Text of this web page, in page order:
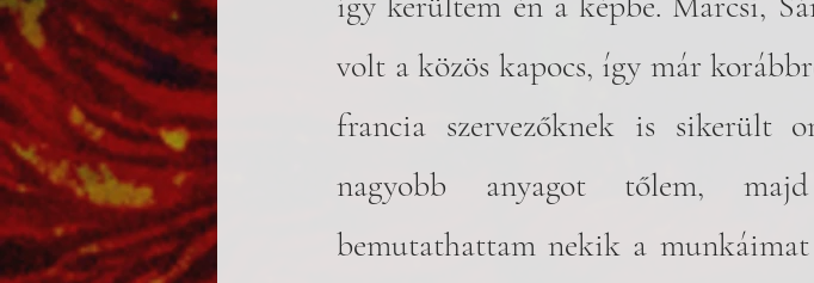
volt a közös kapocs, így már
francia szervezőknek is sikerült
nagyobb anyagot tőlem, majd
bemutathattam nekik a munkáimat